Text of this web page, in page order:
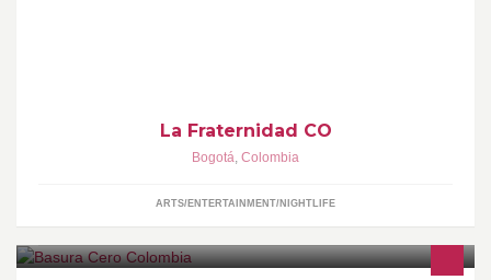
La Fraternidad CO
Bogotá, Colombia
ARTS/ENTERTAINMENT/NIGHTLIFE